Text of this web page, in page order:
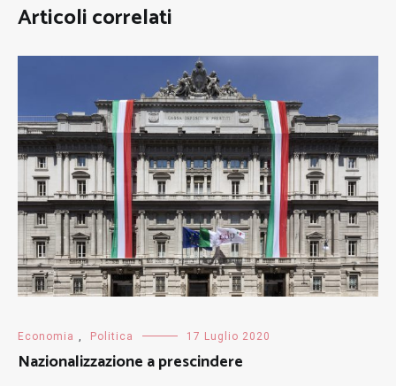
Articoli correlati
Economia , Politica 17 Luglio 2020
Nazionalizzazione a prescindere